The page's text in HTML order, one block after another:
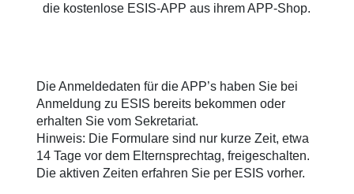
die kostenlose ESIS-APP aus ihrem APP-Shop.
Die Anmeldedaten für die APP’s haben Sie bei
Anmeldung zu ESIS bereits bekommen oder
erhalten Sie vom Sekretariat.
Hinweis: Die Formulare sind nur kurze Zeit, etwa
14 Tage vor dem Elternsprechtag, freigeschalten.
Die aktiven Zeiten erfahren Sie per ESIS vorher.